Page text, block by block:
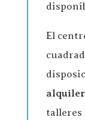
El
alquiler
talleres